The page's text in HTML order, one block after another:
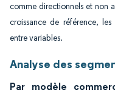
comme directionnels et non
croissance de référence,
entre variables.
Analyse des
Par modèle